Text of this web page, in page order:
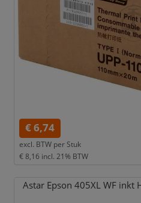
€ 6,74
excl. BTW per Stuk
€ 8,16 incl. 21% BTW
Astar Epson 405XL WF inkt